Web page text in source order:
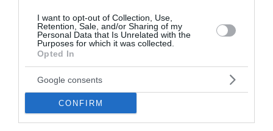
I want to opt-out of Collection, Use,
Retention, Sale, and/or Sharing of my
Personal Data that Is Unrelated with the
Purposes for which it was collected.
Opted In
Google consents
CONFIRM
Νέο χωροταξικό για τον
τουρισμό: Νέοι κανόνες για
Airbnb, ξενοδοχεία, νησιά και
περιοχές Natura
Νέους κανόνες για την τουριστική ανάπτυξη, τις
ξενοδοχειακές επενδύσεις, τις βραχυχρόνιες